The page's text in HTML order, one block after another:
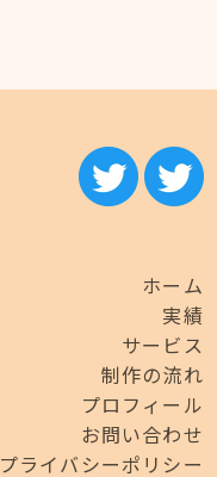
ホーム
実績
サービス
制作の流れ
プロフィール
お問い合わせ
プライバシーポリシー